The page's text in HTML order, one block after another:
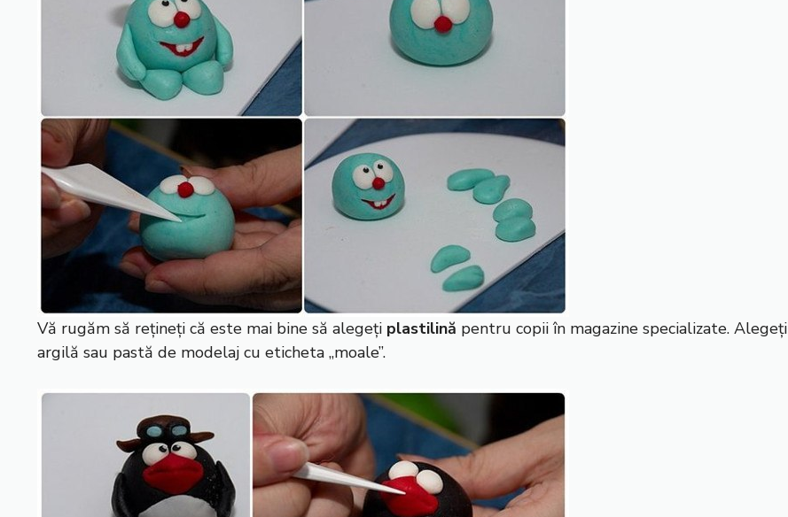
Vă rugăm să rețineți că este mai bine să alegeți plastilină pentru copii în magazine specializate. Alegeți
argilă sau pastă de modelaj cu eticheta „moale”.